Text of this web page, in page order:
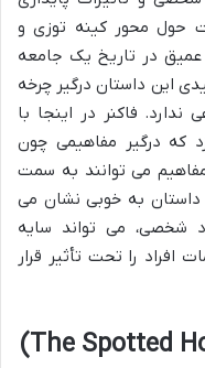
حول محور کینه توزی و
در تاریخ یک جامعه
این داستان درگیر چرخه
ندارد. فاکنر در اینجا با
که درگیر مفاهیمی چون
می توانند به سمت
به خوبی نشان می
شخصی، می تواند سایه
افراد را تحت تأثیر قرار
۳. اسب های خالدار (The Spotted Horses)